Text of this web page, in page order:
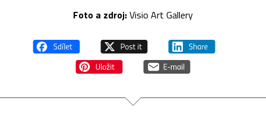
Foto a zdroj:Visio Art Gallery